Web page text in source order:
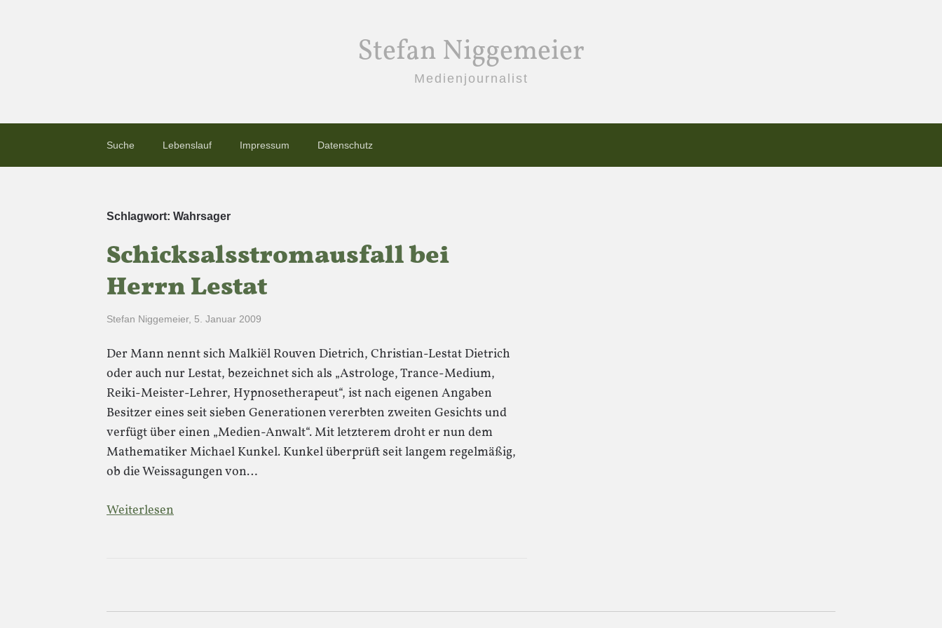
Stefan Niggemeier
Medienjournalist
Suche Lebenslauf Impressum Datenschutz
Schlagwort: Wahrsager
Schicksalsstromausfall bei
Herrn Lestat
Stefan Niggemeier, 5. Januar 2009
Der Mann nennt sich Malkiël Rouven Dietrich, Christian-Lestat Dietrich
oder auch nur Lestat, bezeichnet sich als „Astrologe, Trance-Medium,
Reiki-Meister-Lehrer, Hypnosetherapeut“, ist nach eigenen Angaben
Besitzer eines seit sieben Generationen vererbten zweiten Gesichts und
verfügt über einen „Medien-Anwalt“. Mit letzterem droht er nun dem
Mathematiker Michael Kunkel. Kunkel überprüft seit langem regelmäßig,
ob die Weissagungen von…
Weiterlesen